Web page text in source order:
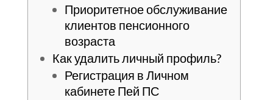
Приоритетное обслуживание
клиентов пенсионного
возраста
Как удалить личный профиль?
Регистрация в Личном
кабинете Пей ПС